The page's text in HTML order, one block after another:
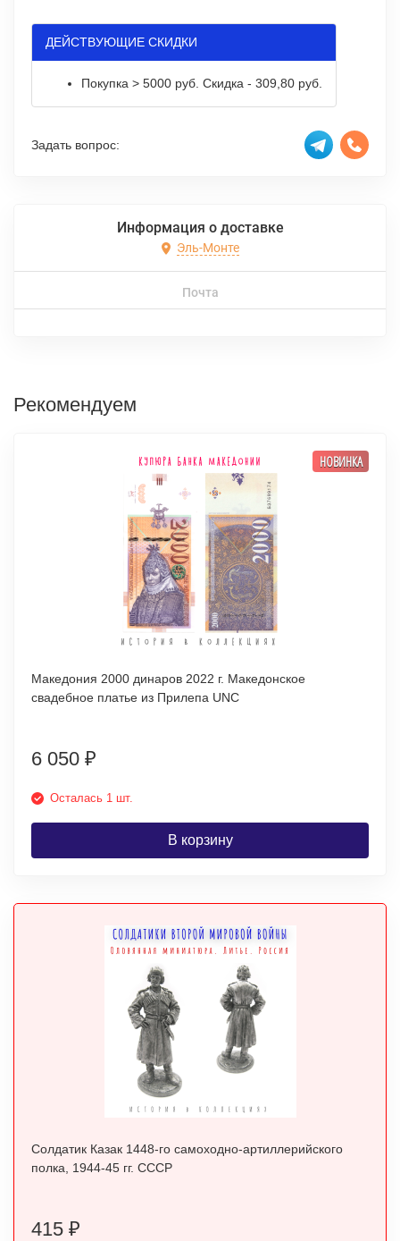
ДЕЙСТВУЮЩИЕ СКИДКИ
Покупка > 5000 руб. Скидка - 309,80 руб.
Задать вопрос:
Информация о доставке
Эль-Монте
Почта
Рекомендуем
НОВИНКА
Македония 2000 динаров 2022 г. Македонское
свадебное платье из Прилепа UNC
6 050 ₽
Осталась 1 шт.
В корзину
Солдатик Казак 1448-го самоходно-артиллерийского
полка, 1944-45 гг. СССР
415 ₽